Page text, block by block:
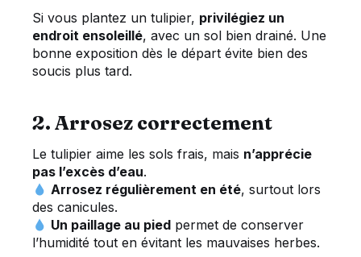
Si vous plantez un tulipier, privilégiez un
endroit ensoleillé, avec un sol bien drainé. Une
bonne exposition dès le départ évite bien des
soucis plus tard.
2. Arrosez correctement
Le tulipier aime les sols frais, mais n’apprécie
pas l’excès d’eau.
Arrosez régulièrement en été, surtout lors
des canicules.
Un paillage au pied permet de conserver
l’humidité tout en évitant les mauvaises herbes.